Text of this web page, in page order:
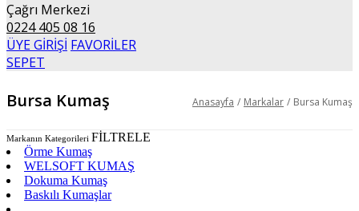
Çağrı Merkezi
0224 405 08 16
ÜYE GİRİŞİ FAVORİLER
SEPET
Bursa Kumaş Anasayfa / Markalar / Bursa Kumaş
Markanın Kategorileri FİLTRELE
Örme Kumaş
WELSOFT KUMAŞ
Dokuma Kumaş
Baskılı Kumaşlar